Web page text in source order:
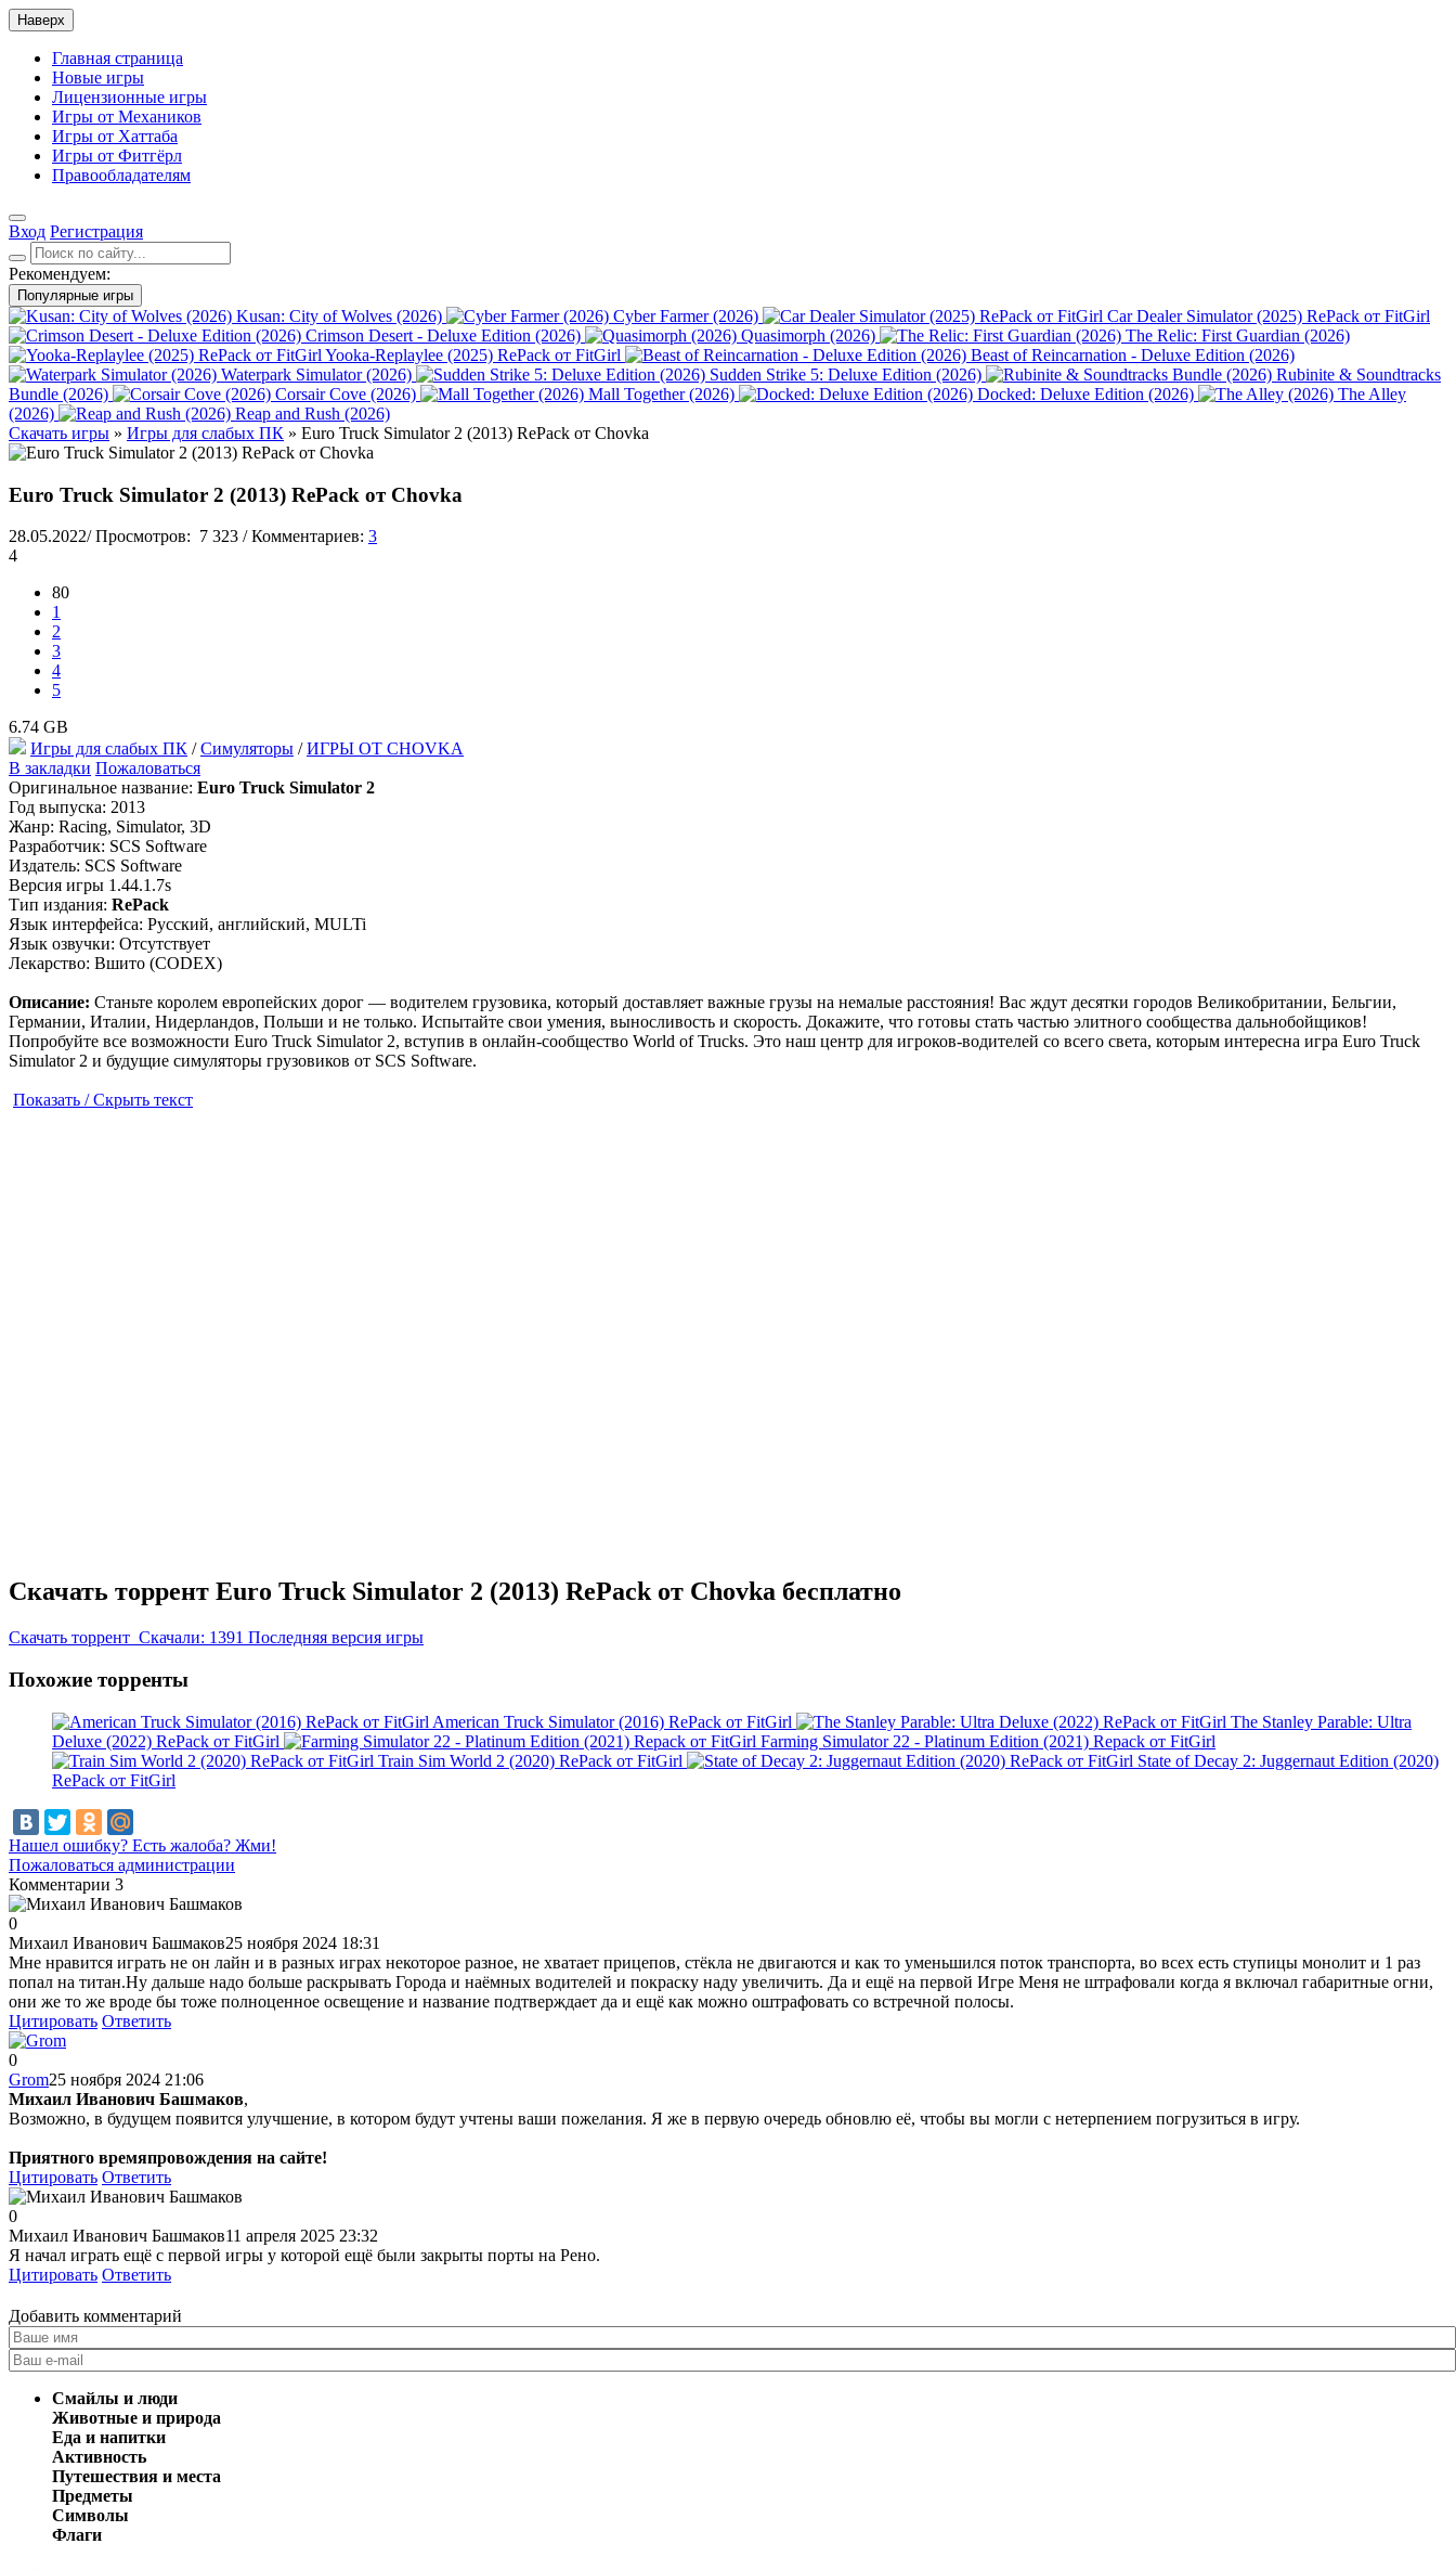
Наверх
Главная страница
Новые игры
Лицензионные игры
Игры от Механиков
Игры от Хаттаба
Игры от Фитгёрл
Правообладателям
Вход Регистрация
Рекомендуем:
Популярные игры
Kusan: City of Wolves (2026) Cyber Farmer (2026)
Car Dealer Simulator (2025) RePack от FitGirl
Crimson Desert - Deluxe Edition (2026)
Quasimorph (2026)
The Relic: First Guardian (2026)
Yooka-Replaylee (2025) RePack от FitGirl
Beast of Reincarnation - Deluxe Edition (2026)
Waterpark Simulator (2026)
Sudden Strike 5: Deluxe Edition (2026)
Rubinite & Soundtracks
Bundle (2026)
Corsair Cove (2026) Mall Together (2026) Docked: Deluxe Edition (2026)
The Alley
(2026)
Reap and Rush (2026)
Скачать игры » Игры для слабых ПК » Euro Truck Simulator 2 (2013) RePack от Chovka
Euro Truck Simulator 2 (2013) RePack от Chovka
28.05.2022/ Просмотров: 7 323 / Комментариев: 3
4
80
1
2
3
4
5
6.74 GB
Игры для слабых ПК /Симуляторы /ИГРЫ ОТ CHOVKA
В закладки Пожаловаться
Оригинальное название: Euro Truck Simulator 2
Год выпуска: 2013
Жанр: Racing, Simulator, 3D
Разработчик: SCS Software
Издатель: SCS Software
Версия игры 1.44.1.7s
Тип издания: RePack
Язык интерфейса: Русский, английский, MULTi
Язык озвучки: Отсутствует
Лекарство: Вшито (CODEX)
Описание: Станьте королем европейских дорог — водителем грузовика, который доставляет важные грузы на немалые расстояния! Вас ждут десятки городов Великобритании, Бельгии,
Германии, Италии, Нидерландов, Польши и не только. Испытайте свои умения, выносливость и скорость. Докажите, что готовы стать частью элитного сообщества дальнобойщиков!
Попробуйте все возможности Euro Truck Simulator 2, вступив в онлайн-сообщество World of Trucks. Это наш центр для игроков-водителей со всего света, которым интересна игра Euro Truck
Simulator 2 и будущие симуляторы грузовиков от SCS Software.
Показать / Скрыть текст
Скачать торрент Euro Truck Simulator 2 (2013) RePack от Chovka бесплатно
Скачать торрент Скачали: 1391 Последняя версия игры
Похожие торренты
American Truck Simulator (2016) RePack от FitGirl
The Stanley Parable: Ultra
Deluxe (2022) RePack от FitGirl
Farming Simulator 22 - Platinum Edition (2021) Repack от FitGirl
Train Sim World 2 (2020) RePack от FitGirl
State of Decay 2: Juggernaut Edition (2020)
RePack от FitGirl
Нашел ошибку? Есть жалоба? Жми!
Пожаловаться администрации
Комментарии 3
0
Михаил Иванович Башмаков25 ноября 2024 18:31
Мне нравится играть не он лайн и в разных играх некоторое разное, не хватает прицепов, стёкла не двигаются и как то уменьшился поток транспорта, во всех есть ступицы монолит и 1 раз
попал на титан.Ну дальше надо больше раскрывать Города и наёмных водителей и покраску наду увеличить. Да и ещё на первой Игре Меня не штрафовали когда я включал габаритные огни,
они же то же вроде бы тоже полноценное освещение и название подтверждает да и ещё как можно оштрафовать со встречной полосы.
Цитировать Ответить
0
Grom25 ноября 2024 21:06
Михаил Иванович Башмаков,
Возможно, в будущем появится улучшение, в котором будут учтены ваши пожелания. Я же в первую очередь обновлю её, чтобы вы могли с нетерпением погрузиться в игру.
Приятного времяпровождения на сайте!
Цитировать Ответить
0
Михаил Иванович Башмаков11 апреля 2025 23:32
Я начал играть ещё с первой игры у которой ещё были закрыты порты на Рено.
Цитировать Ответить
Добавить комментарий
Смайлы и люди
Животные и природа
Еда и напитки
Активность
Путешествия и места
Предметы
Символы
Флаги